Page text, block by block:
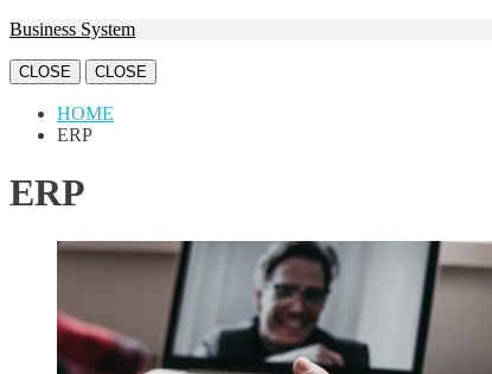
Business System
CLOSE CLOSE
HOME
ERP
ERP